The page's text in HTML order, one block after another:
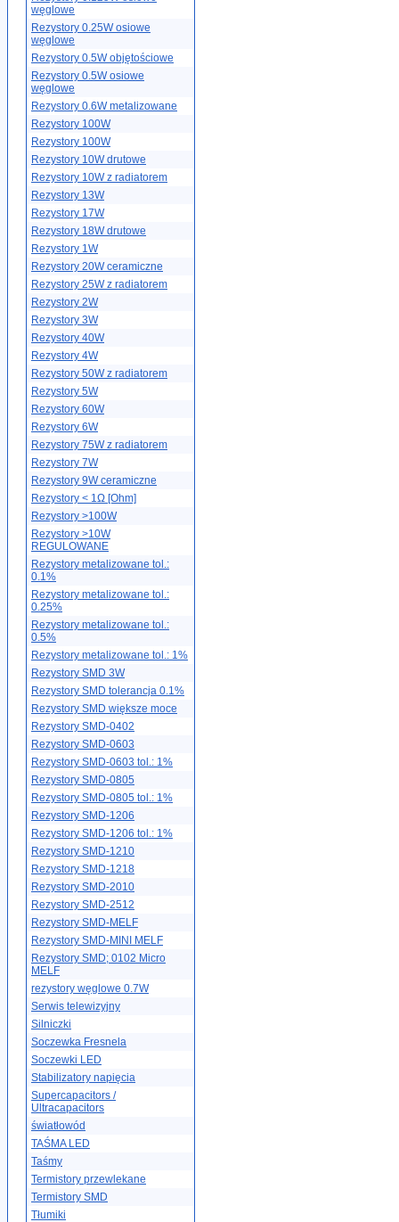
węglowe
Rezystory 0.25W osiowe
węglowe
Rezystory 0.5W objętościowe
Rezystory 0.5W osiowe
węglowe
Rezystory 0.6W metalizowane
Rezystory 100W
Rezystory 100W
Rezystory 10W drutowe
Rezystory 10W z radiatorem
Rezystory 13W
Rezystory 17W
Rezystory 18W drutowe
Rezystory 1W
Rezystory 20W ceramiczne
Rezystory 25W z radiatorem
Rezystory 2W
Rezystory 3W
Rezystory 40W
Rezystory 4W
Rezystory 50W z radiatorem
Rezystory 5W
Rezystory 60W
Rezystory 6W
Rezystory 75W z radiatorem
Rezystory 7W
Rezystory 9W ceramiczne
Rezystory < 1Ω [Ohm]
Rezystory >100W
Rezystory >10W
REGULOWANE
Rezystory metalizowane tol.:
0.1%
Rezystory metalizowane tol.:
0.25%
Rezystory metalizowane tol.:
0.5%
Rezystory metalizowane tol.: 1%
Rezystory SMD 3W
Rezystory SMD tolerancja 0.1%
Rezystory SMD większe moce
Rezystory SMD-0402
Rezystory SMD-0603
Rezystory SMD-0603 tol.: 1%
Rezystory SMD-0805
Rezystory SMD-0805 tol.: 1%
Rezystory SMD-1206
Rezystory SMD-1206 tol.: 1%
Rezystory SMD-1210
Rezystory SMD-1218
Rezystory SMD-2010
Rezystory SMD-2512
Rezystory SMD-MELF
Rezystory SMD-MINI MELF
Rezystory SMD; 0102 Micro
MELF
rezystory węglowe 0.7W
Serwis telewizyjny
Silniczki
Soczewka Fresnela
Soczewki LED
Stabilizatory napięcia
Supercapacitors /
Ultracapacitors
światłowód
TAŚMA LED
Taśmy
Termistory przewlekane
Termistory SMD
Tłumiki